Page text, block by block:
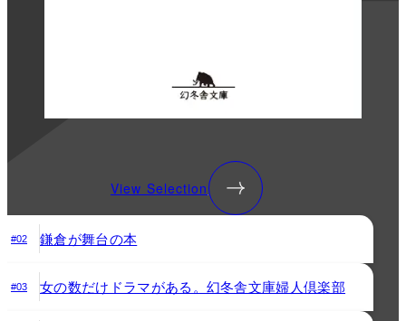
View Selection
#02 鎌倉が舞台の本
#03 女の数だけドラマがある。幻冬舎文庫婦人倶楽部